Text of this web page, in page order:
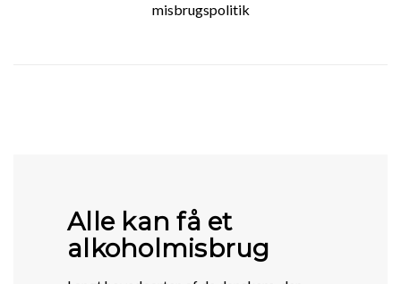
misbrugspolitik
Alle kan få et
alkoholmisbrug